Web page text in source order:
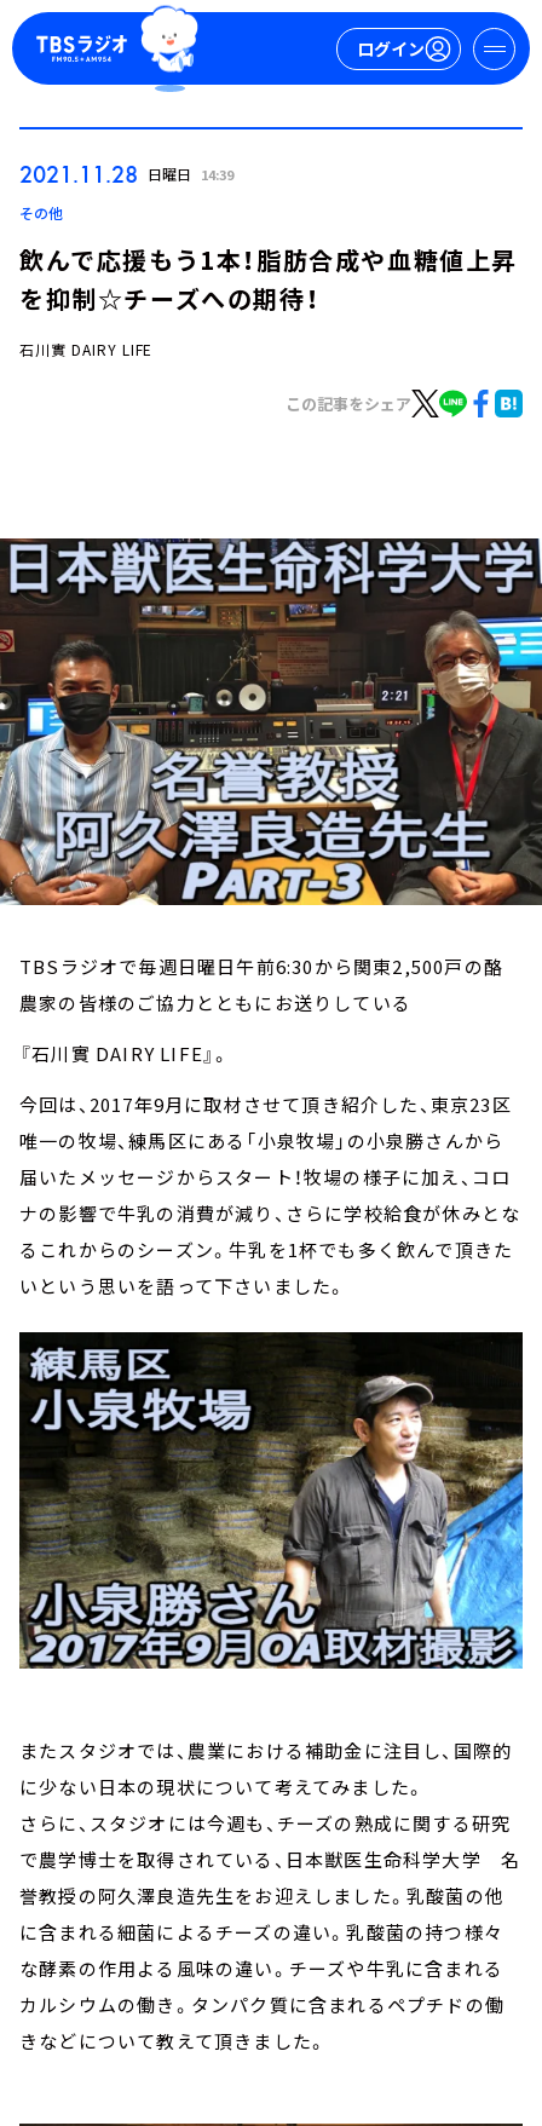
ログイン
お知らせ
イベント・グッズ
YouTube
会社情報
2021.11.28 日曜日 14:39
その他
飲んで応援もう1本！脂肪合成や血糖値上昇
を抑制☆チーズへの期待！
石川實 DAIRY LIFE
この記事をシェア
TBSラジオで毎週日曜日午前6:30から関東2,500戸の酪
農家の皆様のご協力とともにお送りしている
『石川實 DAIRY LIFE』。
今回は、2017年9月に取材させて頂き紹介した、東京23区
唯一の牧場、練馬区にある「小泉牧場」の小泉勝さんから
届いたメッセージからスタート！牧場の様子に加え、コロ
ナの影響で牛乳の消費が減り、さらに学校給食が休みとな
るこれからのシーズン。牛乳を1杯でも多く飲んで頂きた
いという思いを語って下さいました。
またスタジオでは、農業における補助金に注目し、国際的
に少ない日本の現状について考えてみました。
さらに、スタジオには今週も、チーズの熟成に関する研究
で農学博士を取得されている、日本獣医生命科学大学 名
誉教授の阿久澤良造先生をお迎えしました。乳酸菌の他
に含まれる細菌によるチーズの違い。乳酸菌の持つ様々
な酵素の作用よる風味の違い。チーズや牛乳に含まれる
カルシウムの働き。タンパク質に含まれるペプチドの働
きなどについて教えて頂きました。